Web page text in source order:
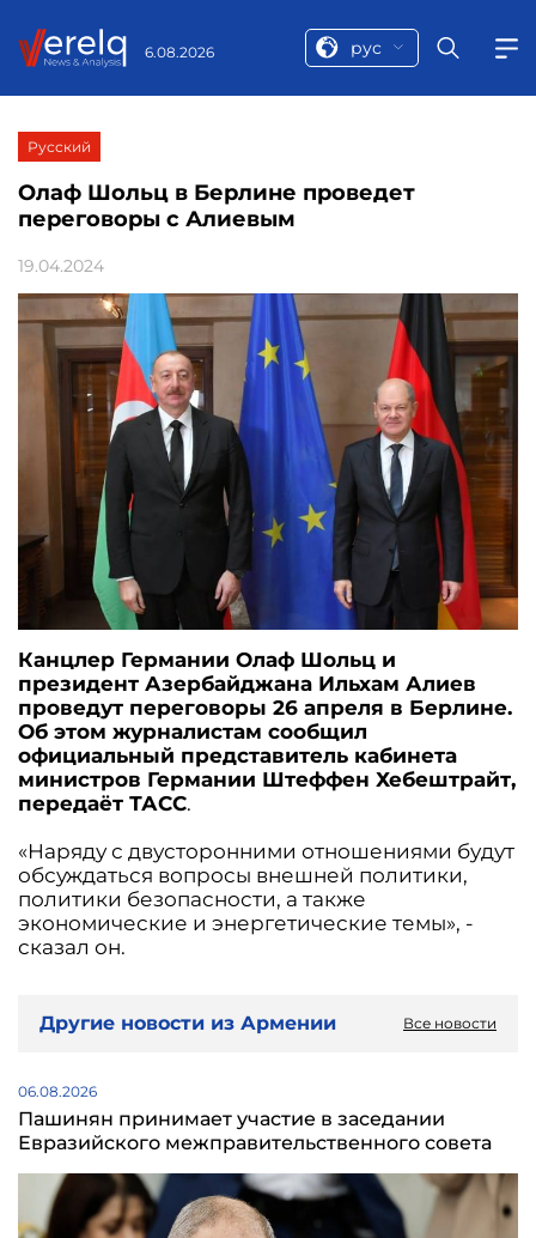
6.08.2026 рус
Русский
Олаф Шольц в Берлине проведет
переговоры с Алиевым
19.04.2024
Канцлер Германии Олаф Шольц и
президент Азербайджана Ильхам Алиев
проведут переговоры 26 апреля в Берлине.
Об этом журналистам сообщил
официальный представитель кабинета
министров Германии Штеффен Хебештрайт,
передаёт ТАСС.
«Наряду с двусторонними отношениями будут
обсуждаться вопросы внешней политики,
политики безопасности, а также
экономические и энергетические темы», -
сказал он.
Другие новости из Армении Все новости
06.08.2026
Пашинян принимает участие в заседании
Евразийского межправительственного совета